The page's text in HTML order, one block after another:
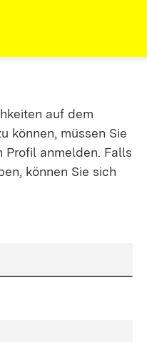
auf dem
können, müssen Sie
Profil anmelden. Falls
können Sie sich